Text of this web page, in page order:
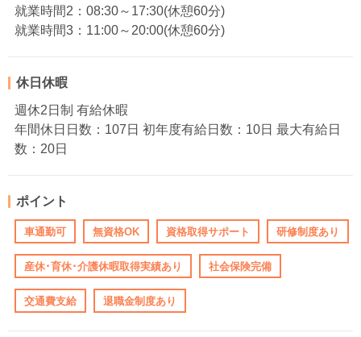
就業時間2：08:30～17:30(休憩60分)
就業時間3：11:00～20:00(休憩60分)
休日休暇
週休2日制 有給休暇
年間休日日数：107日 初年度有給日数：10日 最大有給日
数：20日
ポイント
車通勤可 無資格OK 資格取得サポート 研修制度あり
産休･育休･介護休暇取得実績あり 社会保険完備
交通費支給 退職金制度あり